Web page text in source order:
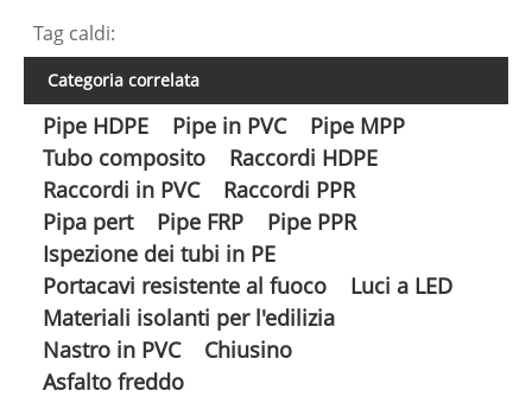
Tag caldi:
Categoria correlata
Pipe HDPE Pipe in PVC
Pipe MPP
Tubo composito
Raccordi HDPE
Raccordi in PVC
Raccordi PPR
Pipa pert
Pipe FRP
Pipe PPR
Ispezione dei tubi in PE
Portacavi resistente al fuoco
Luci a LED
Materiali isolanti per l'edilizia
Nastro in PVC
Chiusino
Asfalto freddo